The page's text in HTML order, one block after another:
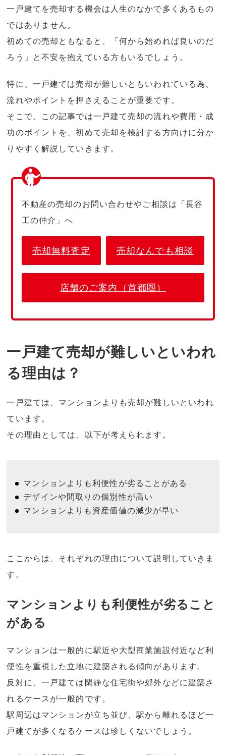
一戸建てを売却する機会は人生のなかで多くあるもの
ではありません。
初めての売却ともなると、「何から始めれば良いのだ
ろう」と不安を抱えている方もいるでしょう。
特に、一戸建ては売却が難しいともいわれている為、
流れやポイントを押さえることが重要です。
そこで、この記事では一戸建て売却の流れや費用・成
功のポイントを、初めて売却を検討する方向けに分か
りやすく解説していきます。
不動産の売却のお問い合わせやご相談は「長谷
工の仲介」へ
売却無料査定 売却なんでも相談
店舗のご案内（首都圏）
一戸建て売却が難しいといわれ
る理由は？
一戸建ては、マンションよりも売却が難しいといわれ
ています。
その理由としては、以下が考えられます。
マンションよりも利便性が劣ることがある
デザインや間取りの個別性が高い
マンションよりも資産価値の減少が早い
ここからは、それぞれの理由について説明していきま
す。
マンションよりも利便性が劣ること
がある
マンションは一般的に駅近や大型商業施設付近など利
便性を重視した立地に建築される傾向があります。
反対に、一戸建ては閑静な住宅街や郊外などに建築さ
れるケースが一般的です。
駅周辺はマンションが立ち並び、駅から離れるほど一
戸建てが多くなるケースは珍しくないでしょう。